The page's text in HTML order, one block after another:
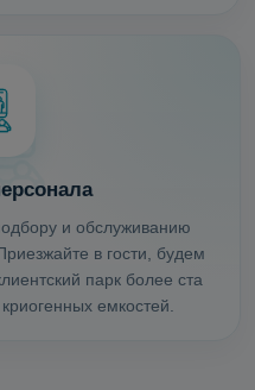
и обслуживанию
в гости, будем
парк более ста
емкостей.